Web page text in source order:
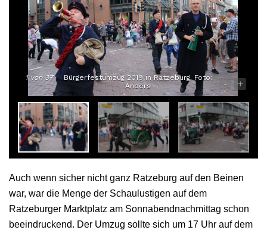
1von 37
Bürgerfestumzug 2019 in Ratzeburg. Foto:
Anders
- +
Auch wenn sicher nicht ganz Ratzeburg auf den Beinen
war, war die Menge der Schaulustigen auf dem
Ratzeburger Marktplatz am Sonnabendnachmittag schon
beeindruckend. Der Umzug sollte sich um 17 Uhr auf dem